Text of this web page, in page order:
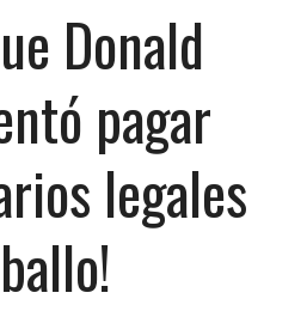
Donald
pagar
legales